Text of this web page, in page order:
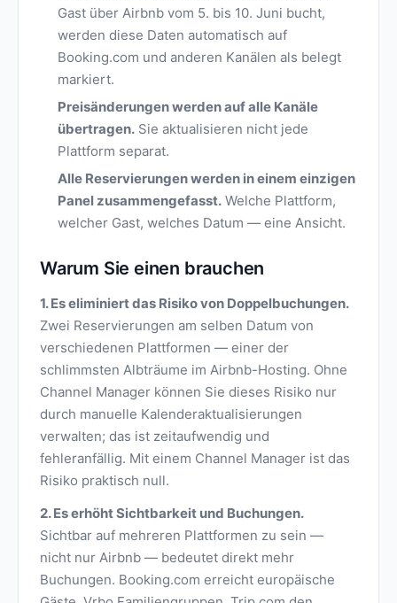
Gast über Airbnb vom 5. bis 10. Juni bucht,
werden diese Daten automatisch auf
Booking.com und anderen Kanälen als belegt
markiert.
Preisänderungen werden auf alle Kanäle
übertragen. Sie aktualisieren nicht jede
Plattform separat.
Alle Reservierungen werden in einem einzigen
Panel zusammengefasst. Welche Plattform,
welcher Gast, welches Datum — eine Ansicht.
Warum Sie einen brauchen
1. Es eliminiert das Risiko von Doppelbuchungen.
Zwei Reservierungen am selben Datum von
verschiedenen Plattformen — einer der
schlimmsten Albträume im Airbnb-Hosting. Ohne
Channel Manager können Sie dieses Risiko nur
durch manuelle Kalenderaktualisierungen
verwalten; das ist zeitaufwendig und
fehleranfällig. Mit einem Channel Manager ist das
Risiko praktisch null.
2. Es erhöht Sichtbarkeit und Buchungen.
Sichtbar auf mehreren Plattformen zu sein —
nicht nur Airbnb — bedeutet direkt mehr
Buchungen. Booking.com erreicht europäische